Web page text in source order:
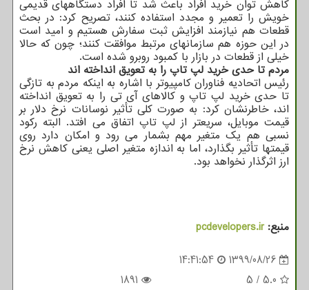
کاهش توان خرید افراد باعث شد تا افراد دستگاههای قدیمی
خویش را تعمیر و مجدد استفاده کنند، تصریح کرد: در بحث
قطعات هم نیازمند افزایش ثبت سفارش هستیم و امید است
در این حوزه هم سازمانهای مرتبط موافقت کنند؛ چون که حالا
خیلی از قطعات در بازار با کمبود روبرو شده است.
مردم تا حدی خرید لپ تاپ را به تعویق انداخته اند
رئیس اتحادیه فناوران کامپیوتر با اشاره به اینکه مردم به تازگی
تا حدی خرید لپ تاپ و کالاهای آی تی را به تعویق انداخته
اند، خاطرنشان کرد: به صورت کلی تأثیر نوسانات نرخ دلار بر
قیمت موبایل، سریعتر از لپ تاپ اتفاق می افتد. البته رکود
نسبی هم یک متغیر مهم بشمار می رود و امکان دارد روی
قیمتها تأثیر بگذارد، اما به اندازه متغیر اصلی یعنی کاهش نرخ
ارز اثرگذار نخواهد بود.
منبع:pcdevelopers.ir
1399/08/26
14:41:54
5.0
/
5
1891